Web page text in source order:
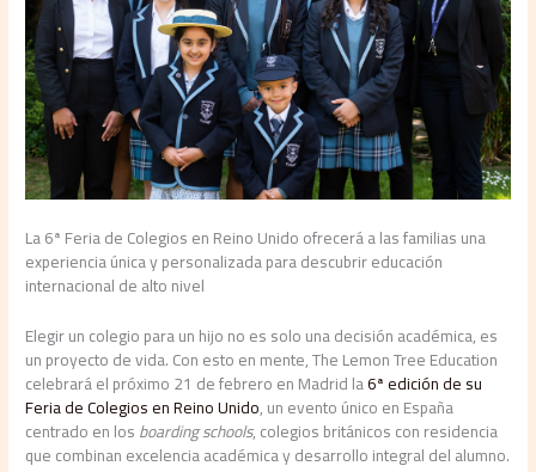
La 6ª Feria de Colegios en Reino Unido ofrecerá a las familias una
experiencia única y personalizada para descubrir educación
internacional de alto nivel
Elegir un colegio para un hijo no es solo una decisión académica, es
un proyecto de vida. Con esto en mente, The Lemon Tree Education
celebrará el próximo 21 de febrero en Madrid la6ª edición de su
Feria de Colegios en Reino Unido, un evento único en España
centrado en losboarding schools, colegios británicos con residencia
que combinan excelencia académica y desarrollo integral del alumno.